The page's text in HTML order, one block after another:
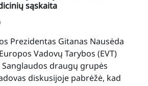
sąskaita
Prezidentas Gitanas Nausėda
Vadovų Tarybos (EVT)
Sanglaudos draugų grupės
diskusijoje pabrėžė, kad